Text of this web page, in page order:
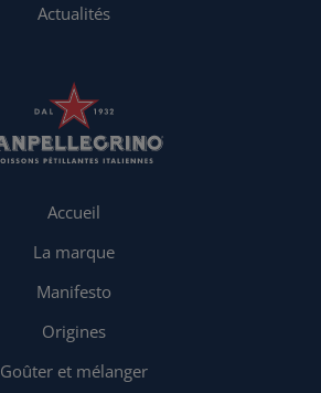
Actualités
Accueil
La marque
Manifesto
Origines
Goûter et mélanger